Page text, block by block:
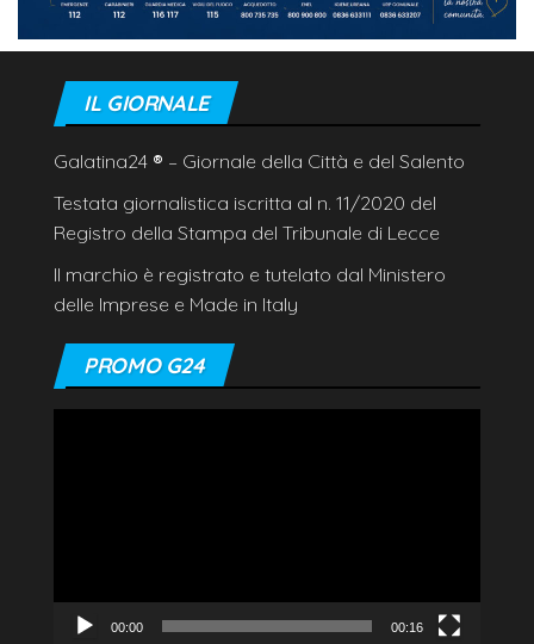
IL GIORNALE
Galatina24 ® – Giornale della Città e del Salento
Testata giornalistica iscritta al n. 11/2020 del
Registro della Stampa del Tribunale di Lecce
Il marchio è registrato e tutelato dal Ministero
delle Imprese e Made in Italy
PROMO G24
00:00 00:16